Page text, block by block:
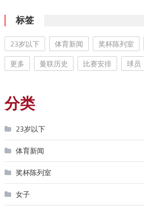
标签
23岁以下 体育新闻 奖杯陈列室
更多
曼联历史 比赛安排 球员
分类
23岁以下
体育新闻
奖杯陈列室
女子